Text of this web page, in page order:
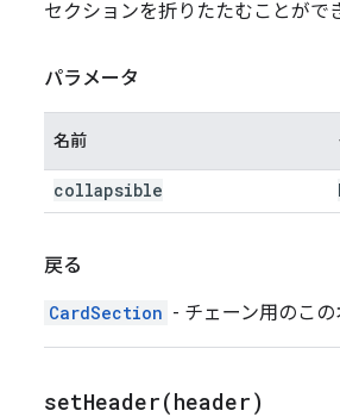
セクションを折りたたむことがで
パラメータ
名前
collapsible
戻る
CardSection - チェーン用のこの
setHeader(header)